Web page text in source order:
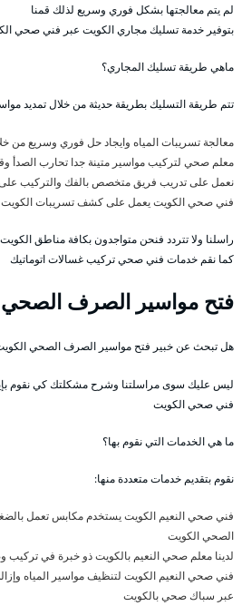
لم يتم معالجتها بشكل فوري وسريع لذلك قمنا
بتوفير خدمة تسليك مجاري الكويت عبر فني صحي
ماهي طريقة تسليك المجاري؟
تتم طريقة التسليك بطريقة حديثة من خلال تمديد
معالجة تسريبات المياه وايجاد حل فوري وسريع من
معلم صحي لتركيب مواسير متينة جدا تحارب الصدأ
نعمل على تدريب فريق متخصص بالفك والتركيب على
فني صحي الكويت يعمل على كشف تسريبات الكويت
راسلنا ولا تتردد فنحن متواجدون بكافة مناطق
كما نقم خدمات فني صحي تركيب غسالات اتوماتيك
فتح مواسير الصرف الصحي
هل تبحث عن خبير فتح مواسير الصرف الصحي
ليس عليك سوى مراسلتنا وشرح مشكلتك كي نقوم
فني صحي الكويت
ما هي الخدمات التي نقوم بها؟
نقوم بتقديم خدمات متعددة منها:
فني صحي النعيم الكويت يستخدم مكابس تعمل
الصحي الكويت
لدينا معلم صحي النعيم بالكويت ذو خبرة في
فني صحي النعيم الكويت لتنظيف مواسير المياه
عبر سباك صحي بالكويت